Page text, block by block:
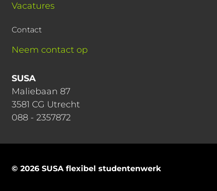
Vacatures
Contact
Neem contact op
SUSA
Maliebaan 87
3581 CG Utrecht
088 - 2357872
© 2026 SUSA flexibel studentenwerk